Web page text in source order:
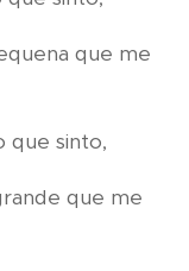
que me
que sinto,
que me